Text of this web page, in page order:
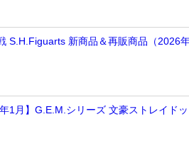
S.H.Figuarts 新商品＆再販商品（2026
年1月】G.E.M.シリーズ 文豪ストレイド